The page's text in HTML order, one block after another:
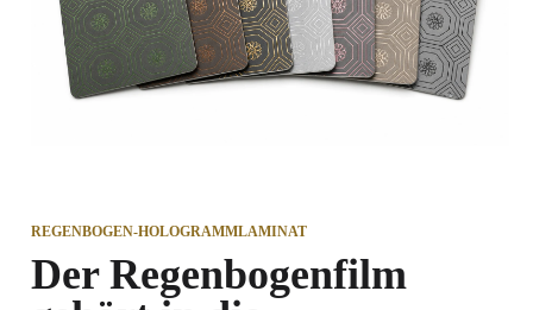
REGENBOGEN-HOLOGRAMMLAMINAT
Der Regenbogenfilm